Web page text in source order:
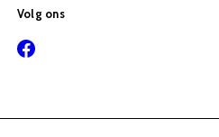
Volg ons
Facebook